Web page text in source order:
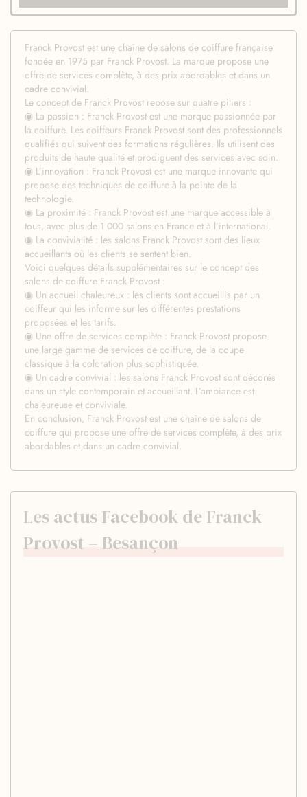
Franck Provost est une chaîne de salons de coiffure française
fondée en 1975 par Franck Provost. La marque propose une
offre de services complète, à des prix abordables et dans un
cadre convivial.
Le concept de Franck Provost repose sur quatre piliers :
◉ La passion : Franck Provost est une marque passionnée par
la coiffure. Les coiffeurs Franck Provost sont des professionnels
qualifiés qui suivent des formations régulières. Ils utilisent des
produits de haute qualité et prodiguent des services avec soin.
◉ L’innovation : Franck Provost est une marque innovante qui
propose des techniques de coiffure à la pointe de la
technologie.
◉ La proximité : Franck Provost est une marque accessible à
tous, avec plus de 1 000 salons en France et à l’international.
◉ La convivialité : les salons Franck Provost sont des lieux
accueillants où les clients se sentent bien.
Voici quelques détails supplémentaires sur le concept des
salons de coiffure Franck Provost :
◉ Un accueil chaleureux : les clients sont accueillis par un
coiffeur qui les informe sur les différentes prestations
proposées et les tarifs.
◉ Une offre de services complète : Franck Provost propose
une large gamme de services de coiffure, de la coupe
classique à la coloration plus sophistiquée.
◉ Un cadre convivial : les salons Franck Provost sont décorés
dans un style contemporain et accueillant. L’ambiance est
chaleureuse et conviviale.
En conclusion, Franck Provost est une chaîne de salons de
coiffure qui propose une offre de services complète, à des prix
abordables et dans un cadre convivial.
Les actus Facebook de Franck
Provost – Besançon